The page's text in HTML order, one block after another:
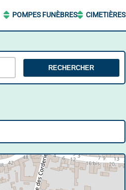
POMPES FUNÈBRES CIMETIÈRES
RECHERCHER